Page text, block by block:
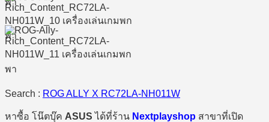
Search : ROG ALLY X RC72LA-NH011W
หาซื้อ โน๊ตบุ๊ค ASUS ได้ที่ร้าน Nextplayshop สาขาที่เปิด